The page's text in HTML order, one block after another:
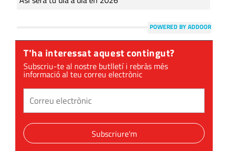
POWERED BY ADDOOR
T'ha interessat aquest contingut?
Subscriu-te al nostre butlletí i rebràs més
informació al teu correu electrònic
Subscriure'm